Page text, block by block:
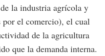
la industria agrícola y
el comercio), el cual
de la agricultura
que la demanda interna.